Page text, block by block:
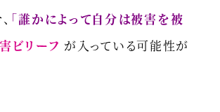
「誰かによって自分は被害を被
ビリーフ が入っている可能性が